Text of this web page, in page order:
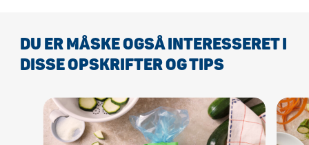
DU ER MÅSKE OGSÅ INTERESSERET I
DISSE OPSKRIFTER OG TIPS